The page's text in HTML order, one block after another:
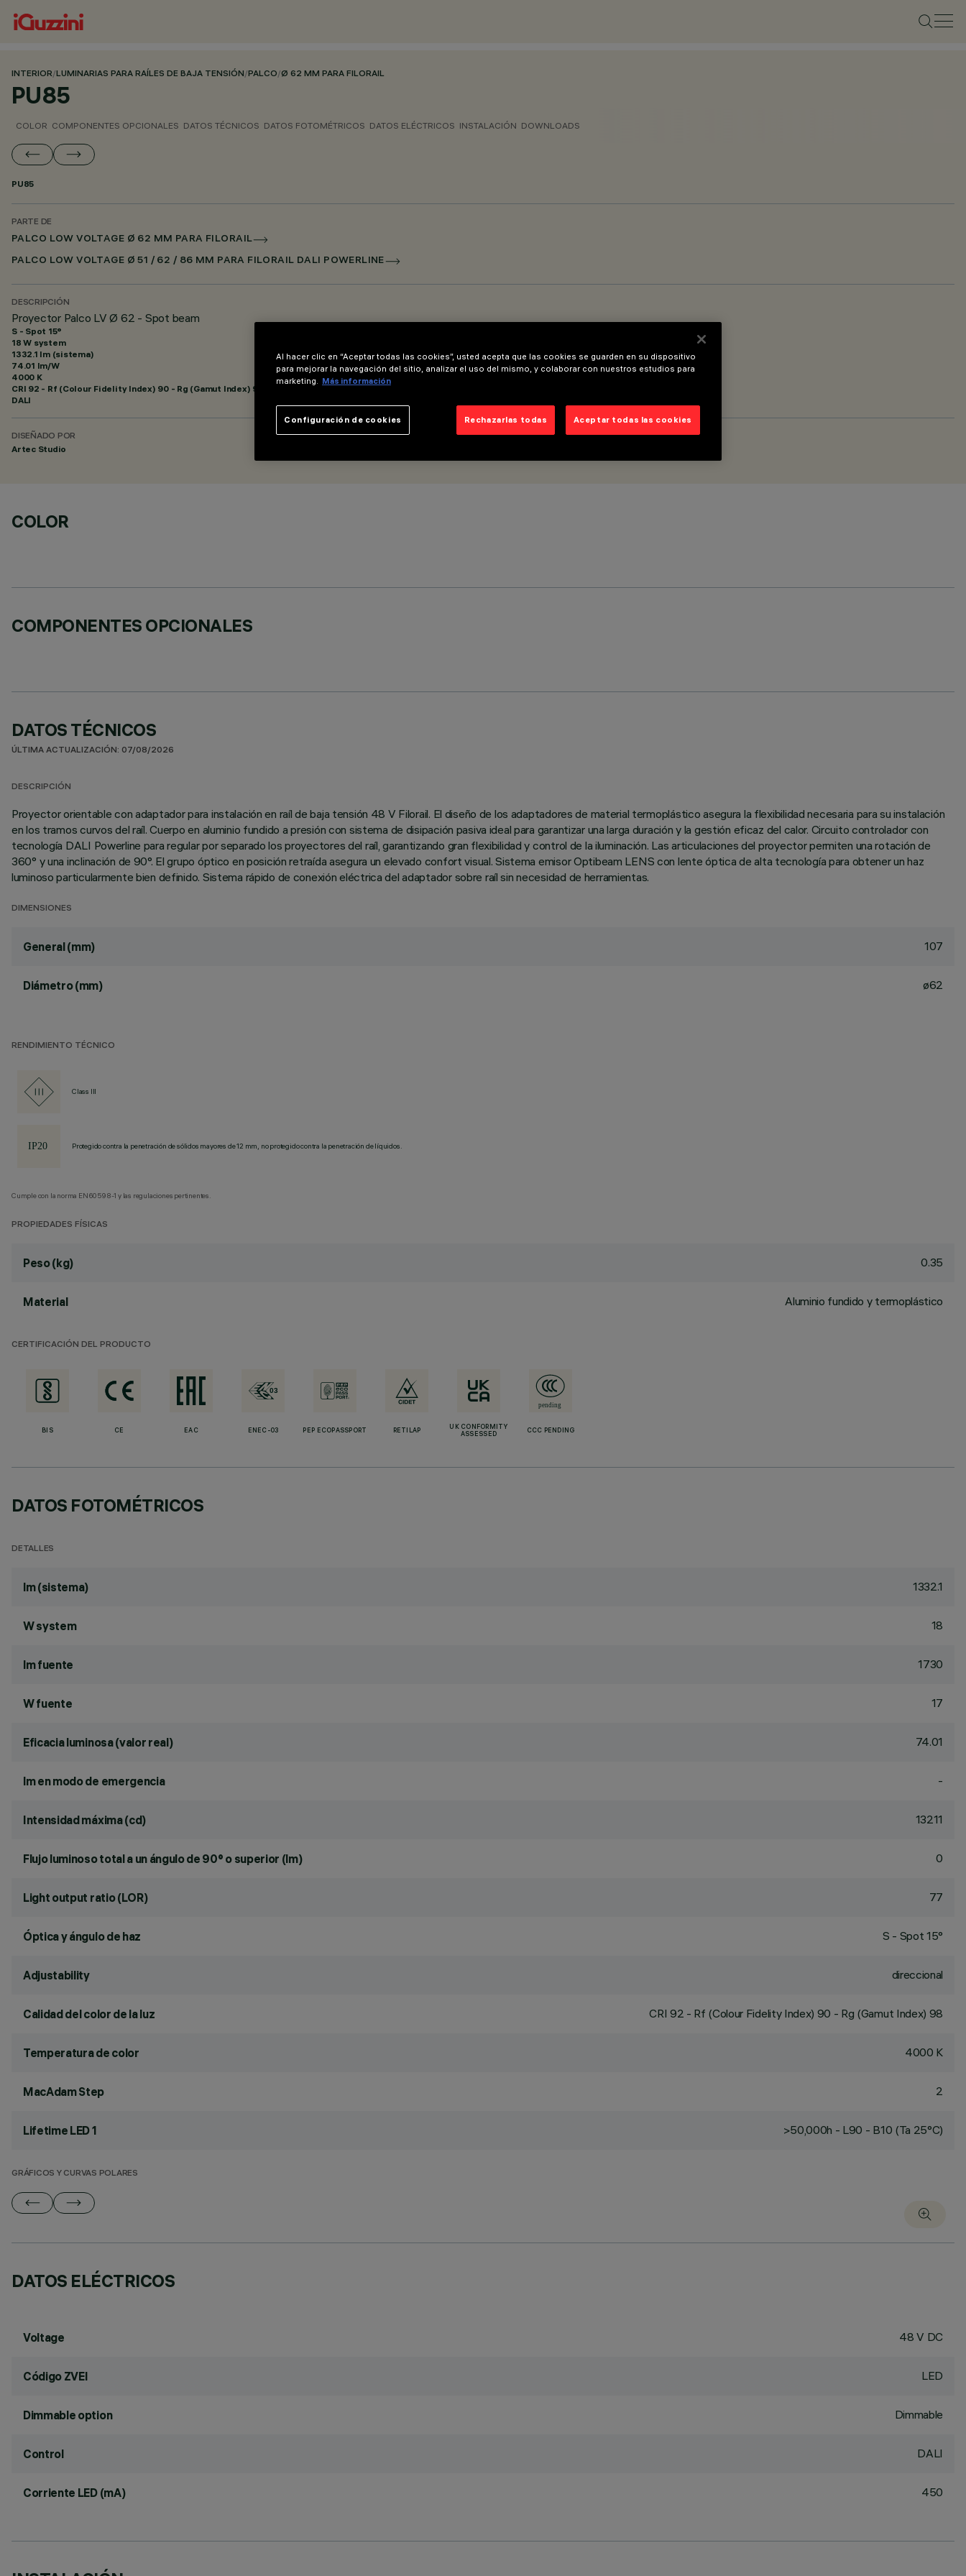
INTERIOR/LUMINARIAS PARA RAÍLES DE BAJA TENSIÓN/PALCO/Ø 62 MM PARA FILORAIL
PU85
COLOR COMPONENTES OPCIONALES DATOS TÉCNICOS DATOS FOTOMÉTRICOS DATOS ELÉCTRICOS INSTALACIÓN DOWNLOADS
PU85
PARTE DE
PALCO LOW VOLTAGE Ø 62 MM PARA FILORAIL
PALCO LOW VOLTAGE Ø 51 / 62 / 86 MM PARA FILORAIL DALI POWERLINE
DESCRIPCIÓN
Proyector Palco LV Ø 62 - Spot beam
S - Spot 15°
18 W system
1332.1 lm (sistema)
74.01 lm/W
4000 K
CRI 92 - Rf (Colour Fidelity Index) 90 - Rg (Gamut Index) 98
DALI
DISEÑADO POR
Artec Studio
COLOR
COMPONENTES OPCIONALES
DATOS TÉCNICOS
ÚLTIMA ACTUALIZACIÓN: 07/08/2026
DESCRIPCIÓN
Proyector orientable con adaptador para instalación en raíl de baja tensión 48 V Filorail. El diseño de los adaptadores de material termoplástico asegura la flexibilidad necesaria para su instalación
en los tramos curvos del raíl. Cuerpo en aluminio fundido a presión con sistema de disipación pasiva ideal para garantizar una larga duración y la gestión eficaz del calor. Circuito controlador con
tecnología DALI Powerline para regular por separado los proyectores del raíl, garantizando gran flexibilidad y control de la iluminación. Las articulaciones del proyector permiten una rotación de
360° y una inclinación de 90°. El grupo óptico en posición retraída asegura un elevado confort visual. Sistema emisor Optibeam LENS con lente óptica de alta tecnología para obtener un haz
luminoso particularmente bien definido. Sistema rápido de conexión eléctrica del adaptador sobre raíl sin necesidad de herramientas.
DIMENSIONES
General (mm) 107
Diámetro (mm) ø62
RENDIMIENTO TÉCNICO
Class III
Protegido contra la penetración de sólidos mayores de 12 mm, no protegido contra la penetración de líquidos.
Cumple con la norma EN60598-1 y las regulaciones pertinentes.
PROPIEDADES FÍSICAS
Peso (kg) 0.35
Material Aluminio fundido y termoplástico
CERTIFICACIÓN DEL PRODUCTO
BIS CE EAC ENEC-03 PEP ECOPASSPORT RETILAP
UK CONFORMITY
ASSESSED
CCC PENDING
DATOS FOTOMÉTRICOS
DETALLES
lm (sistema) 1332.1
W system 18
lm fuente 1730
W fuente 17
Eficacia luminosa (valor real) 74.01
lm en modo de emergencia -
Intensidad máxima (cd) 13211
Flujo luminoso total a un ángulo de 90° o superior (lm) 0
Light output ratio (LOR) 77
Óptica y ángulo de haz S - Spot 15°
Adjustability direccional
Calidad del color de la luz CRI 92 - Rf (Colour Fidelity Index) 90 - Rg (Gamut Index) 98
Temperatura de color 4000 K
MacAdam Step 2
Lifetime LED 1 >50,000h - L90 - B10 (Ta 25°C)
GRÁFICOS Y CURVAS POLARES
DATOS ELÉCTRICOS
Voltage 48 V DC
Código ZVEI LED
Dimmable option Dimmable
Control DALI
Corriente LED (mA) 450
Al hacer clic en “Aceptar todas las cookies”, usted acepta que las cookies se guarden en su dispositivo
para mejorar la navegación del sitio, analizar el uso del mismo, y colaborar con nuestros estudios para
marketing. Más información
Rechazarlas todas Aceptar todas las cookies
Configuración de cookies